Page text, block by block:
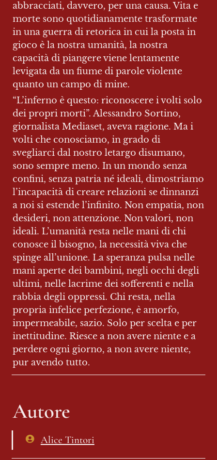
abbracciati, davvero, per una causa. Vita e
morte sono quotidianamente trasformate
in una guerra di retorica in cui la posta in
gioco è la nostra umanità, la nostra
capacità di piangere viene lentamente
levigata da un fiume di parole violente
quanto un campo di mine.
“L’inferno è questo: riconoscere i volti solo
dei propri morti”. Alessandro Sortino,
giornalista Mediaset, aveva ragione. Ma i
volti che conosciamo, in grado di
svegliarci dal nostro letargo disumano,
sono sempre meno. In un mondo senza
confini, senza patria né ideali, dimostriamo
l’incapacità di creare relazioni se dinnanzi
a noi si estende l’infinito. Non empatia, non
desideri, non attenzione. Non valori, non
ideali. L’umanità resta nelle mani di chi
conosce il bisogno, la necessità viva che
spinge all’unione. La speranza pulsa nelle
mani aperte dei bambini, negli occhi degli
ultimi, nelle lacrime dei sofferenti e nella
rabbia degli oppressi. Chi resta, nella
propria infelice perfezione, è amorfo,
impermeabile, sazio. Solo per scelta e per
inettitudine. Riesce a non avere niente e a
perdere ogni giorno, a non avere niente,
pur avendo tutto.
Autore
Alice Tintori